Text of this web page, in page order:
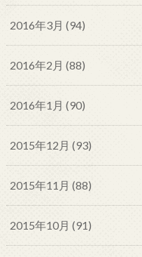
2016年3月 (94)
2016年2月 (88)
2016年1月 (90)
2015年12月 (93)
2015年11月 (88)
2015年10月 (91)